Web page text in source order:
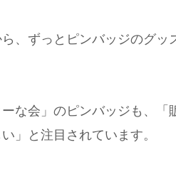
ら、ずっとピンバッジのグ
な会」のピンバッジも、「
」と注目されています。